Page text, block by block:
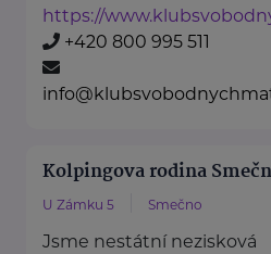
https://
+420 800 995 511
Kolpingova rodina
U Zámku 5 Smečno
Jsme nestátní nezisková